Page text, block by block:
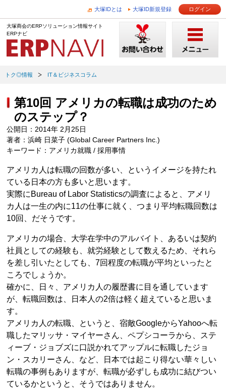
大塚IDとは 大塚ID新規登録 ログイン
大塚商会のERPソリューション情報サイト
ERPナビ
トク◎情報 IT＆ビジネスコラム
第10回 アメリカの転職は成功のため
のステップ？
公開日：2014年 2月25日
著者：浜崎 日菜子 (Global Career Partners Inc.)
キーワード：アメリカ就職 / 採用事情
アメリカ人は転職の回数が多い、というイメージを持たれ
ている日本の方も多いと思います。
実際にBureau of Labor Statisticsの調査によると、アメリ
カ人は一生の内に11の仕事に就く、つまり平均転職回数は
10回、だそうです。
アメリカの場合、大学在学中のアルバイト、あるいは契約
社員としての経験も、就労経験として数えるため、それら
を差し引いたとしても、7回程度の転職が平均といったと
ころでしょうか。
確かに、日々、アメリカ人の履歴書に目を通しています
が、転職回数は、日本人の2倍は軽く超えていると思いま
す。
アメリカ人の転職、というと、宿敵GoogleからYahooへ転
職したマリッサ・マイヤーさん、ペプシコーラから、ステ
ィーブ・ジョブズに口説かれてアップルに転職したジョ
ン・スカリーさん、など、日本では起こり得ない華々しい
転職の事例もありますが、転職が必ずしも成功に結びつい
ているかというと、そうではありません。